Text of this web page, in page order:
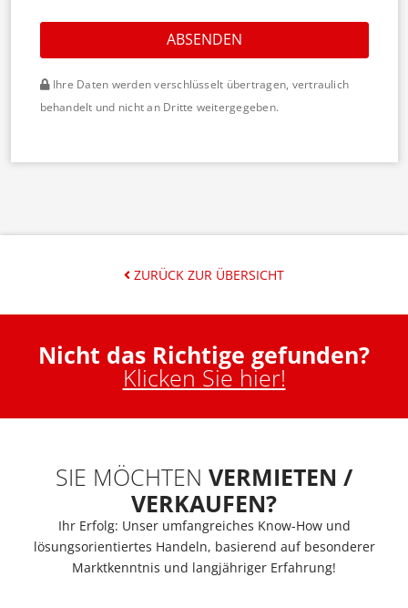
ABSENDEN
Ihre Daten werden verschlüsselt übertragen, vertraulich
behandelt und nicht an Dritte weitergegeben.
ZURÜCK ZUR ÜBERSICHT
Nicht das Richtige gefunden?
Klicken Sie hier!
SIE MÖCHTEN VERMIETEN /
VERKAUFEN?
Ihr Erfolg: Unser umfangreiches Know-How und
lösungsorientiertes Handeln, basierend auf besonderer
Marktkenntnis und langjähriger Erfahrung!